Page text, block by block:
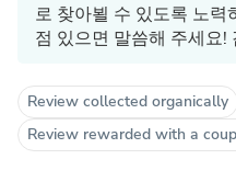
로 찾아뵐 수 있도록 노
점 있으면 말씀해 주세요!
Review collected organically
Review rewarded with a